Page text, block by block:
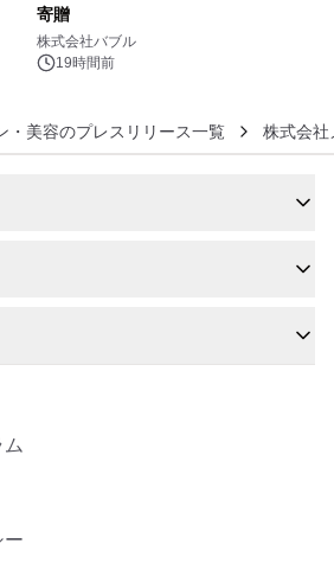
寄贈
株式会社バブル
19時間前
・美容のプレスリリース一覧 株式会社
ー